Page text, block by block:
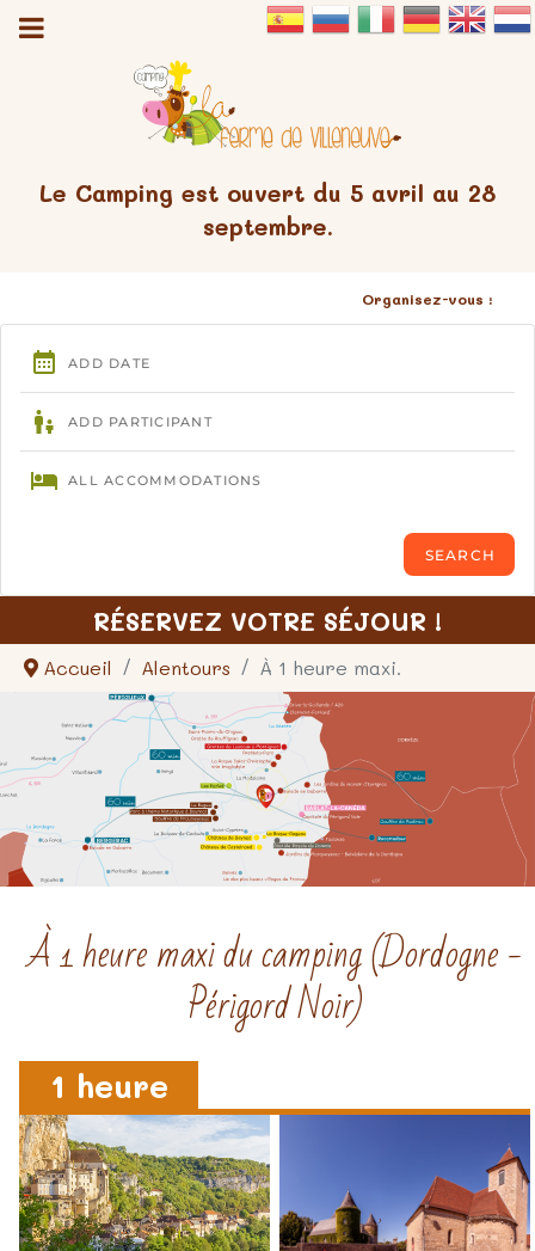
Le Camping est ouvert du 5 avril au 28
septembre.
Organisez-vous :
RÉSERVEZ VOTRE SÉJOUR !
Accueil Alentours À 1 heure maxi.
À 1 heure maxi du camping (Dordogne -
Périgord Noir)
1 heure